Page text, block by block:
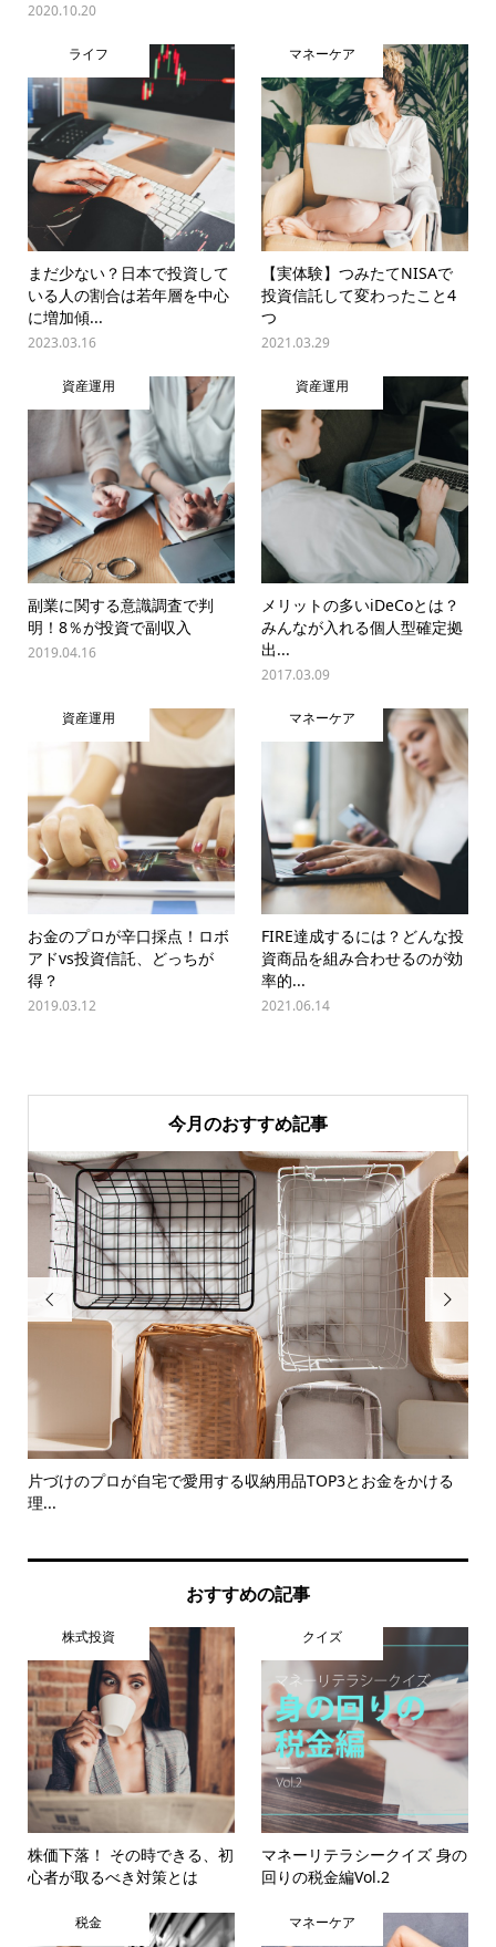
2020.10.20
ライフ
まだ少ない？日本で投資して
いる人の割合は若年層を中心
に増加傾...
2023.03.16
マネーケア
【実体験】つみたてNISAで
投資信託して変わったこと4
つ
2021.03.29
資産運用
副業に関する意識調査で判
明！8％が投資で副収入
2019.04.16
資産運用
メリットの多いiDeCoとは？
みんなが入れる個人型確定拠
出...
2017.03.09
資産運用
お金のプロが辛口採点！ロボ
アドvs投資信託、どっちが
得？
2019.03.12
マネーケア
FIRE達成するには？どんな投
資商品を組み合わせるのが効
率的...
2021.06.14
今月のおすすめ記事

片づけのプロが自宅で愛用する収納用品TOP3とお金をかける
理...

おすすめの記事
株式投資
株価下落！ その時できる、初
心者が取るべき対策とは
クイズ
マネーリテラシークイズ 身の
回りの税金編Vol.2
税金 マネーケア